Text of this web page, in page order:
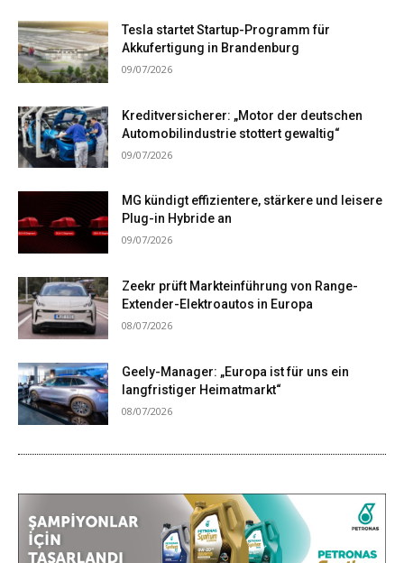
Tesla startet Startup-Programm für
Akkufertigung in Brandenburg
09/07/2026
Kreditversicherer: „Motor der deutschen
Automobilindustrie stottert gewaltig“
09/07/2026
MG kündigt effizientere, stärkere und leisere
Plug-in Hybride an
09/07/2026
Zeekr prüft Markteinführung von Range-
Extender-Elektroautos in Europa
08/07/2026
Geely-Manager: „Europa ist für uns ein
langfristiger Heimatmarkt“
08/07/2026